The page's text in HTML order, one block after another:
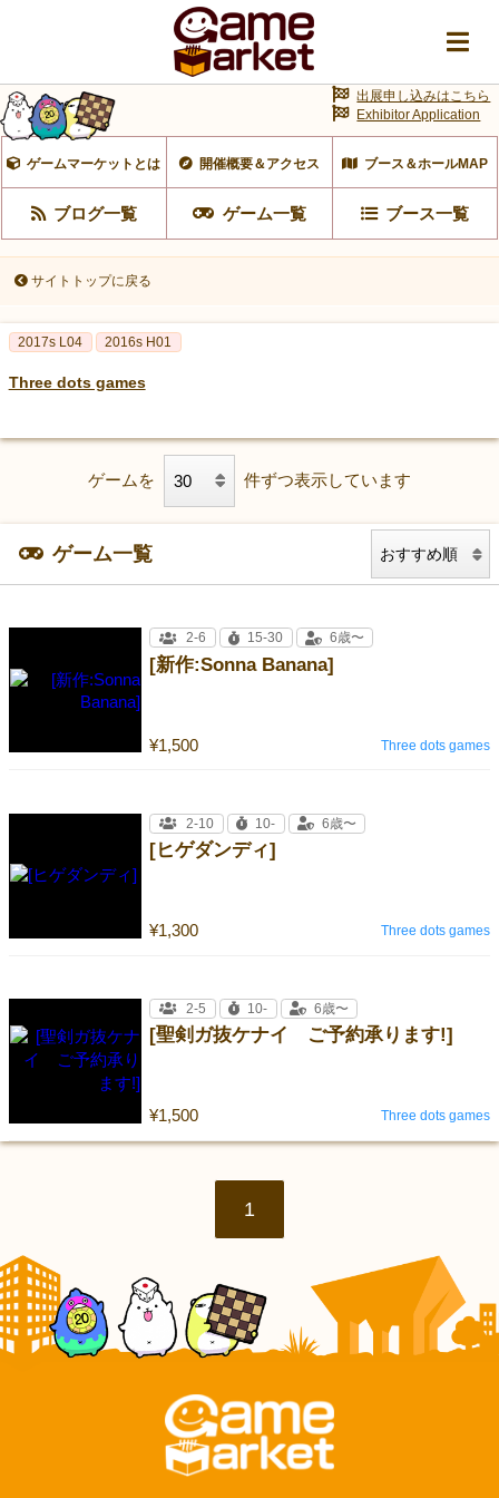
ゲームマーケットとは 開催概要＆アクセス ブース＆ホールMAP
ブログ一覧 ゲーム一覧 ブース一覧
出展申し込みはこちら
Exhibitor Application
サイトトップに戻る
2017s L04 2016s H01
Three dots games
ゲームを 件ずつ表示しています
ゲーム一覧
[新作:Sonna Banana]
¥1,500
2-6 15-30 6歳〜
Three dots games
[ヒゲダンディ]
¥1,300
2-10 10- 6歳〜
Three dots games
[聖剣ガ抜ケナイ ご予約承ります!]
¥1,500
2-5 10- 6歳〜
Three dots games
1